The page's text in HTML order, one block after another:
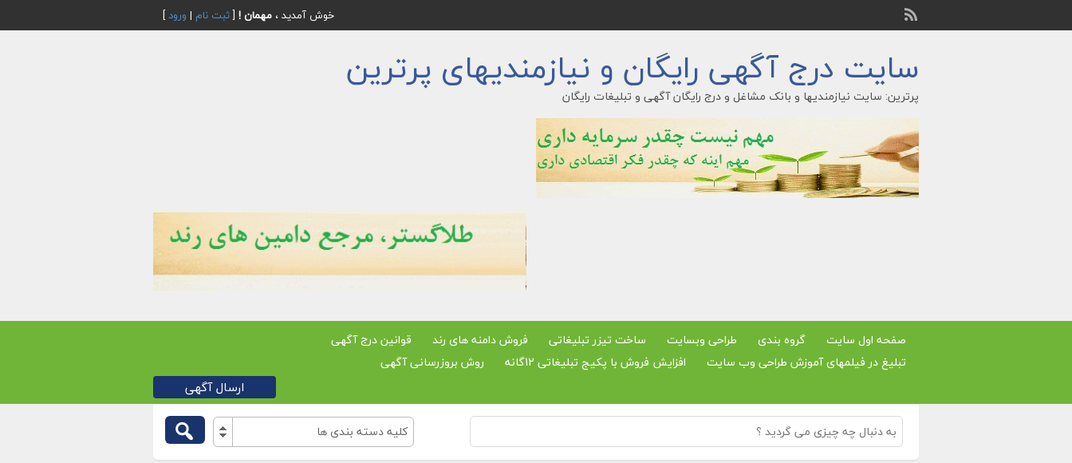
خوش آمدید ، مهمان ! [ثبت نام | ورود]
سایت درج آگهی رایگان و نیازمندیهای پرترین
پرترین: سایت نیازمندیها و بانک مشاغل و درج رایگان آگهی و تبلیغات رایگان
صفحه اول سایت گروه بندی طراحی وبسایت ساخت تیزر تبلیغاتی فروش دامنه های رند
قوانین درج آگهی
تبلیغ در فیلمهای آموزش طراحی وب سایت
افزایش فروش با پکیج تبلیغاتی 12گانه روش بروزرسانی آگهی
ارسال آگهی
کلیه دسته بندی ها